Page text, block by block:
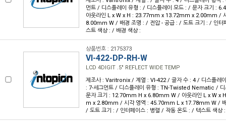
먼트 / 디스플레이 유형 : / 디스플레이 모드 : / 문자 크기 :
아웃라인 L x W x H : 23.77mm x 13.72mm x 2.00mm /
8.00mm W / 배경 조명 : / 전압 - 공급 : / 도트 크기 : / 인터
스트 색상 : / 배경 색상 :
상품번호 : 2175373
VI-422-DP-RH-W
LCD 4DIGIT .5" REFLECT WIDE TEMP
제조사 : Varitronix / 계열 : VI-422 / 글자 수 : 4 / 디스플레
: 7-세그먼트 / 디스플레이 유형 : TN-Twisted Nematic / 디
문자 크기 : 12.70mm H x 6.80mm W / 아웃라인 L x W x
m x 2.80mm / 시각 영역 : 45.70mm L x 17.78mm W / 배
/ 도트 크기 : / 인터페이스 : 병렬 / 작동 온도 : / 텍스트 색상